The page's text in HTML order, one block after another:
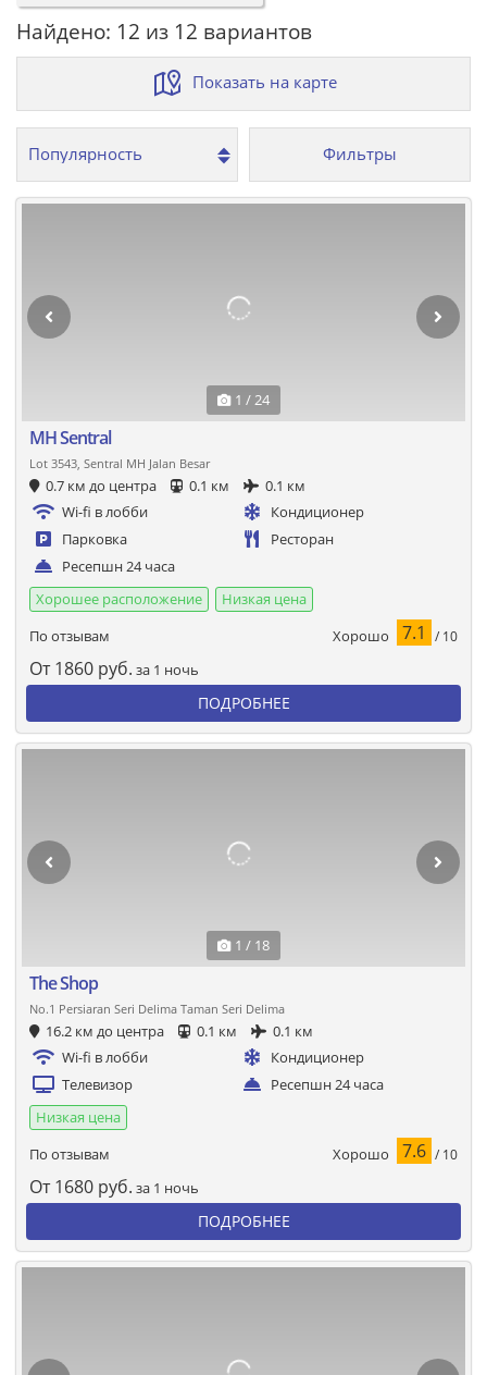
Найдено: 12 из 12 вариантов
Показать на карте
Фильтры
1 / 24
MH Sentral
Lot 3543, Sentral MH Jalan Besar
0.7 км до центра 0.1 км
0.1 км
Wi-fi в лобби
Кондиционер
Парковка
Ресторан
Ресепшн 24 часа
Хорошее расположение
Низкая цена
По отзывам
Хорошо 7.1 / 10
От 1860 руб. за 1 ночь
ПОДРОБНЕЕ
1 / 18
The Shop
No.1 Persiaran Seri Delima Taman Seri Delima
16.2 км до центра 0.1 км
0.1 км
Wi-fi в лобби
Кондиционер
Телевизор
Ресепшн 24 часа
Низкая цена
По отзывам
Хорошо 7.6 / 10
От 1680 руб. за 1 ночь
ПОДРОБНЕЕ